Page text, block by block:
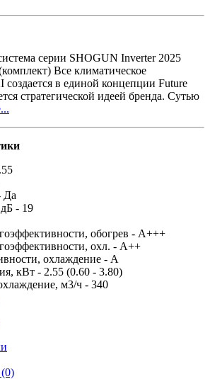
серии SHOGUN Inverter 2025
Все климатическое
в единой концепции Future
стратегической идеей бренда. Сутью
Да
- 19
обогрев - A+++
охл. - A++
охлаждение - A
кВт - 2.55 (0.60 - 3.80)
м3/ч - 340